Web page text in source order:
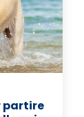
partire